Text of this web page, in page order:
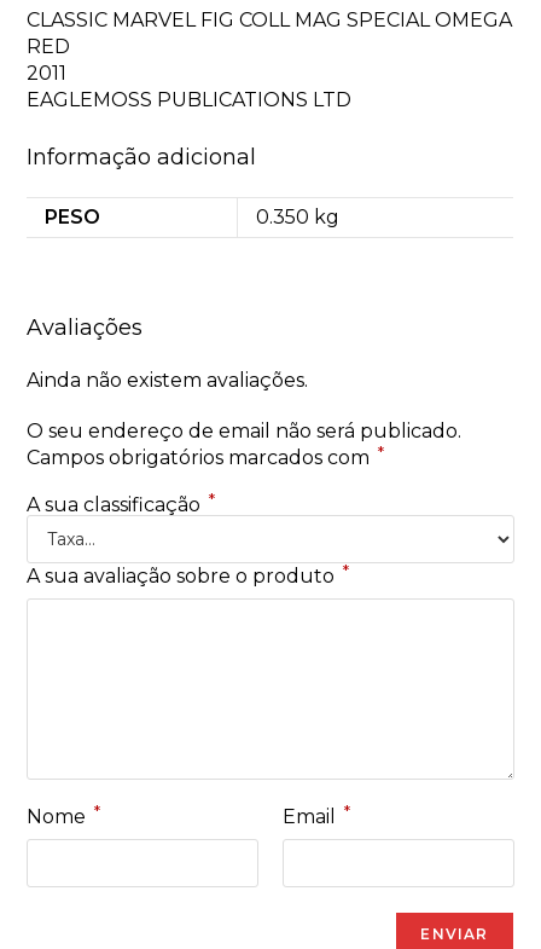
CLASSIC MARVEL FIG COLL MAG SPECIAL OMEGA
RED
2011
EAGLEMOSS PUBLICATIONS LTD
Informação adicional
PESO 0.350 kg
Avaliações
Ainda não existem avaliações.
O seu endereço de email não será publicado.
Campos obrigatórios marcados com *
A sua classificação *
A sua avaliação sobre o produto *
Nome * Email *